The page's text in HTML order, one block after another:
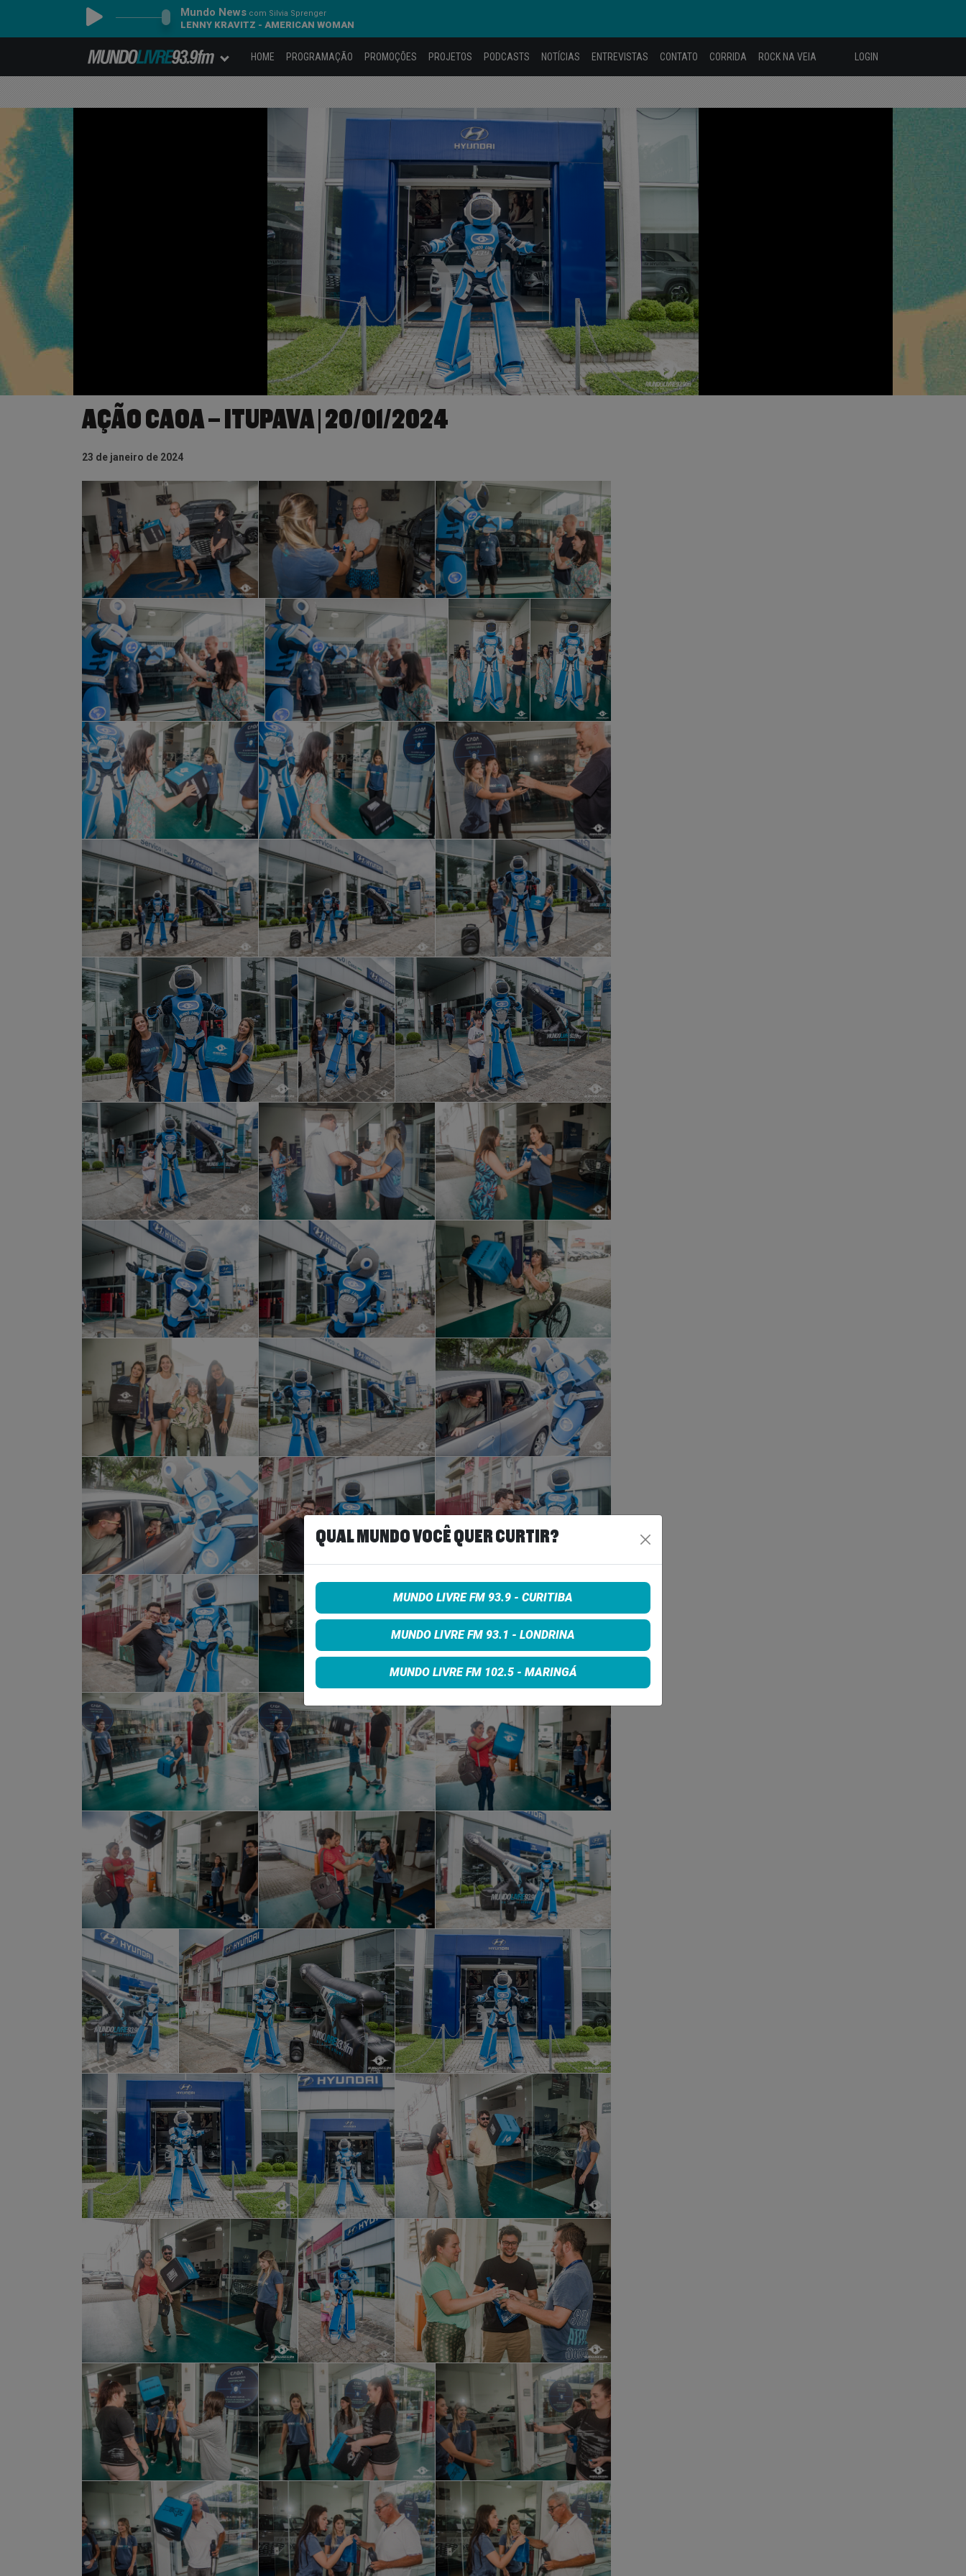
Mundo News com Silvia Sprenger
LENNY KRAVITZ - AMERICAN WOMAN
HOME PROGRAMAÇÃO PROMOÇÕES PROJETOS PODCASTS NOTÍCIAS ENTREVISTAS CONTATO CORRIDA ROCK NA VEIA LOGIN
AÇÃO CAOA – ITUPAVA | 20/01/2024
23 de janeiro de 2024
QUAL MUNDO VOCÊ QUER CURTIR?
MUNDO LIVRE FM 93.9 - CURITIBA
MUNDO LIVRE FM 93.1 - LONDRINA
MUNDO LIVRE FM 102.5 - MARINGÁ